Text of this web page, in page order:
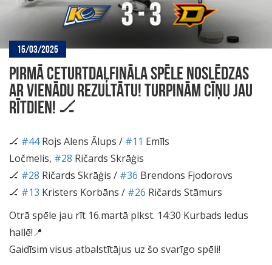
15/03/2025
PIRMĀ CETURTDAĻFINĀLA SPĒLE NOSLĒDZAS
AR VIENĀDU REZULTĀTU! TURPINĀM CĪŅU JAU
RĪTDIEN! 🏒
🏒 #44Rojs Alens Ālups / #11 Emīls
Ločmelis, #28 Ričards Skrāģis
🏒 #28 Ričards Skrāģis / #36 Brendons Fjodorovs
🏒 #13 Kristers Korbāns / #26 Ričards Stāmurs
Otrā spēle jau rīt 16.martā plkst. 14:30 Kurbads ledus
hallē!📍
Gaidīsim visus atbalstītājus uz šo svarīgo spēli!